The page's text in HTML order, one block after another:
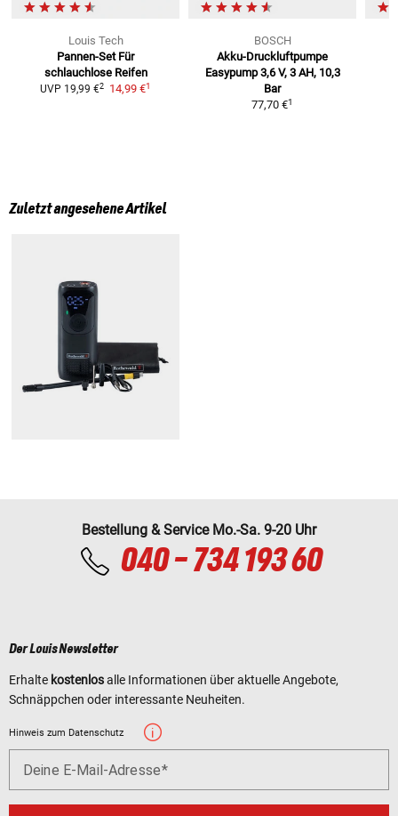
Louis Tech
Pannen-Set Für
schlauchlose Reifen
UVP 19,99 €2 14,99 €1
BOSCH
Akku-Druckluftpumpe
Easypump 3,6 V, 3 AH, 10,3
Bar
77,70 €1
Zuletzt angesehene Artikel
Bestellung & Service Mo.-Sa. 9-20 Uhr
040 - 734 193 60
Der Louis Newsletter
Erhalte kostenlosalle Informationen über aktuelle Angebote,
Schnäppchen oder interessante Neuheiten.
Hinweis zum Datenschutz
Deine E-Mail-Adresse